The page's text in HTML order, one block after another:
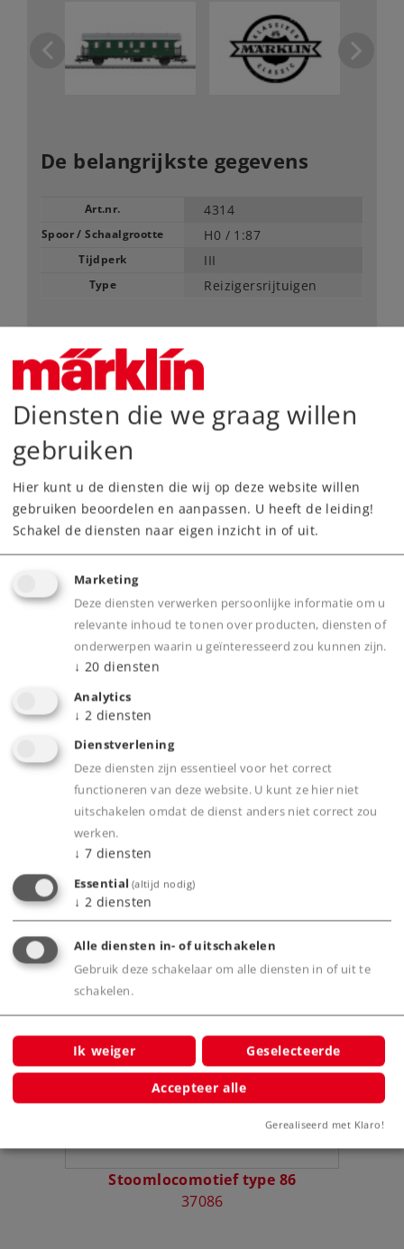
De belangrijkste gegevens
Art.nr. 4314
Spoor / Schaalgrootte H0 / 1:87
Tijdperk III
Type Reizigersrijtuigen
46,99 € Adviesprijs
Leverbaar vanaf fabriek.
Webwinkel
Dealer zoeken
Downloads
Onderdelen bestellen
Product
Productinfo
Bijbehorende producten
Stoomlocomotief type 86
37086
Diensten die we graag willen
gebruiken
Hier kunt u de diensten die wij op deze website willen
gebruiken beoordelen en aanpassen. U heeft de leiding!
Schakel de diensten naar eigen inzicht in of uit.
Marketing
Deze diensten verwerken persoonlijke informatie om u
relevante inhoud te tonen over producten, diensten of
onderwerpen waarin u geïnteresseerd zou kunnen zijn.
↓ 20 diensten
Analytics
↓ 2 diensten
Dienstverlening
Deze diensten zijn essentieel voor het correct
functioneren van deze website. U kunt ze hier niet
uitschakelen omdat de dienst anders niet correct zou
werken.
↓ 7 diensten
Essential (altijd nodig)
↓ 2 diensten
Alle diensten in- of uitschakelen
Gebruik deze schakelaar om alle diensten in of uit te
schakelen.
Ik weiger Geselecteerde
Accepteer alle
Gerealiseerd met Klaro!